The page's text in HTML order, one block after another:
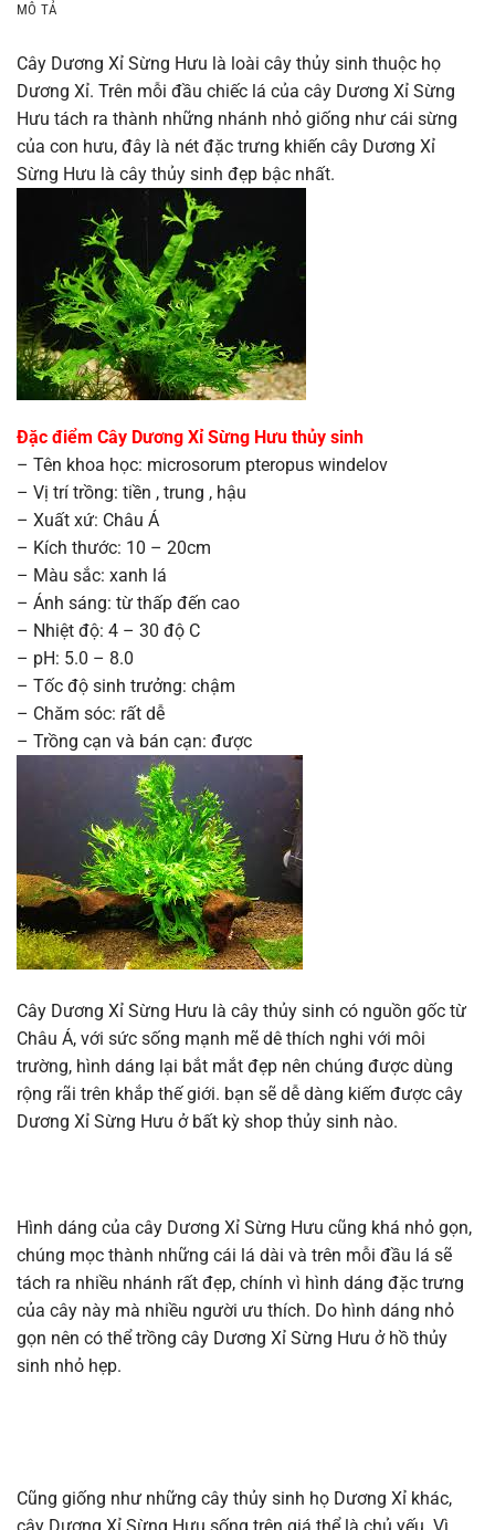
MÔ TẢ
Cây Dương Xỉ Sừng Hưu là loài cây thủy sinh thuộc họ
Dương Xỉ. Trên mỗi đầu chiếc lá của cây Dương Xỉ Sừng
Hưu tách ra thành những nhánh nhỏ giống như cái sừng
của con hưu, đây là nét đặc trưng khiến cây Dương Xỉ
Sừng Hưu là cây thủy sinh đẹp bậc nhất.
Đặc điểm Cây Dương Xỉ Sừng Hưu thủy sinh
– Tên khoa học: microsorum pteropus windelov
– Vị trí trồng: tiền , trung , hậu
– Xuất xứ: Châu Á
– Kích thước: 10 – 20cm
– Màu sắc: xanh lá
– Ánh sáng: từ thấp đến cao
– Nhiệt độ: 4 – 30 độ C
– pH: 5.0 – 8.0
– Tốc độ sinh trưởng: chậm
– Chăm sóc: rất dễ
– Trồng cạn và bán cạn: được
Cây Dương Xỉ Sừng Hưu là cây thủy sinh có nguồn gốc từ
Châu Á, với sức sống mạnh mẽ dê thích nghi với môi
trường, hình dáng lại bắt mắt đẹp nên chúng được dùng
rộng rãi trên khắp thế giới. bạn sẽ dễ dàng kiếm được cây
Dương Xỉ Sừng Hưu ở bất kỳ shop thủy sinh nào.
Hình dáng của cây Dương Xỉ Sừng Hưu cũng khá nhỏ gọn,
chúng mọc thành những cái lá dài và trên mỗi đầu lá sẽ
tách ra nhiều nhánh rất đẹp, chính vì hình dáng đặc trưng
của cây này mà nhiều người ưu thích. Do hình dáng nhỏ
gọn nên có thể trồng cây Dương Xỉ Sừng Hưu ở hồ thủy
sinh nhỏ hẹp.
Cũng giống như những cây thủy sinh họ Dương Xỉ khác,